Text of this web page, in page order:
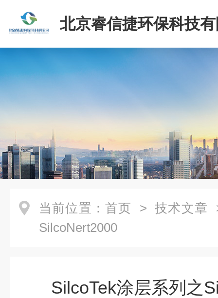
北京睿信捷环保科技
当前位置： 首页 > 技术文章
SilcoNert2000
SilcoTek涂层系列之